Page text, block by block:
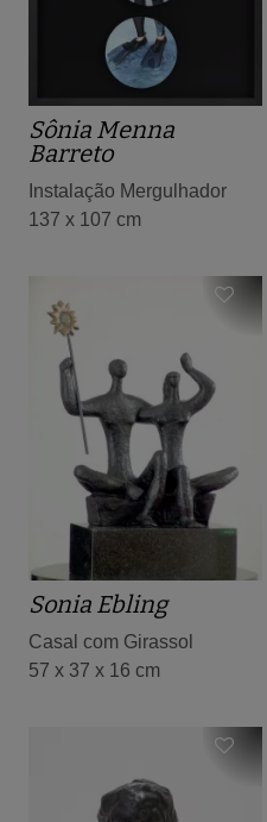
Sônia Menna
Barreto
Instalação Mergulhador
137 x 107 cm
Sonia Ebling
Casal com Girassol
57 x 37 x 16 cm